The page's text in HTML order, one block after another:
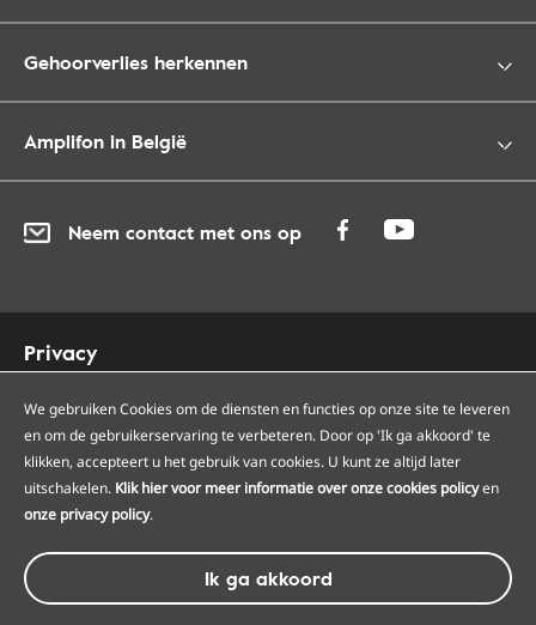
Gehoorverlies herkennen
Amplifon in België
Neem contact met ons op
Privacy
Cookies
Toegankelijkheid
Sitemap
Onze Amplifon hoorcentra
Onze servicepunten
© Amplifon, 2026 - BTW BE0418975266
We gebruiken Cookies om de diensten en functies op onze site te leveren
en om de gebruikerservaring te verbeteren. Door op 'Ik ga akkoord' te
klikken, accepteert u het gebruik van cookies. U kunt ze altijd later
uitschakelen. Klik hier voor meer informatie over onze cookies policyen
onze privacy policy.
Ik ga akkoord